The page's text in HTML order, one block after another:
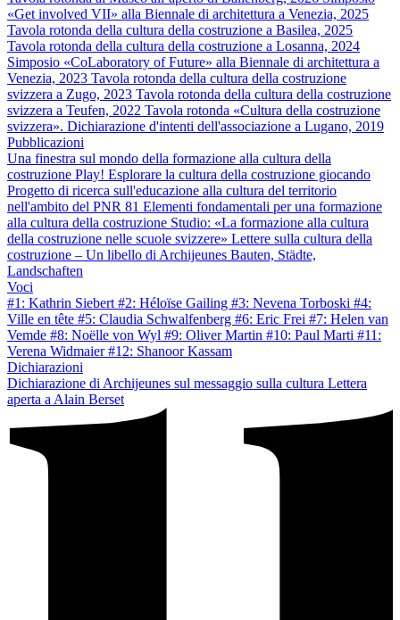
«Get involved VII» alla Biennale di architettura a Venezia, 2025
Tavola rotonda della cultura della costruzione a Basilea, 2025
Tavola rotonda della cultura della costruzione a Losanna, 2024
Simposio «CoLaboratory of Future» alla Biennale di architettura a
Venezia, 2023 Tavola rotonda della cultura della costruzione
svizzera a Zugo, 2023 Tavola rotonda della cultura della costruzione
svizzera a Teufen, 2022 Tavola rotonda «Cultura della costruzione
svizzera». Dichiarazione d'intenti dell'associazione a Lugano, 2019
Pubblicazioni
Una finestra sul mondo della formazione alla cultura della
costruzione Play! Esplorare la cultura della costruzione giocando
Progetto di ricerca sull'educazione alla cultura del territorio
nell'ambito del PNR 81 Elementi fondamentali per una formazione
alla cultura della costruzione Studio: «La formazione alla cultura
della costruzione nelle scuole svizzere» Lettere sulla cultura della
costruzione – Un libello di Archijeunes Bauten, Städte,
Landschaften
Voci
#1: Kathrin Siebert #2: Héloïse Gailing #3: Nevena Torboski #4:
Ville en tête #5: Claudia Schwalfenberg #6: Eric Frei #7: Helen van
Vemde #8: Noëlle von Wyl #9: Oliver Martin #10: Paul Marti #11:
Verena Widmaier#12: Shanoor Kassam
Dichiarazioni
Dichiarazione di Archijeunes sul messaggio sulla cultura Lettera
aperta a Alain Berset